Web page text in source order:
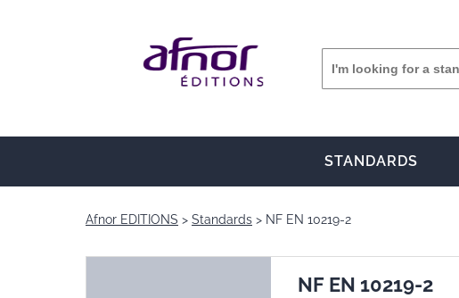
STANDARDS
Afnor EDITIONS Standards NF EN 10219-2
NF EN 10219-2